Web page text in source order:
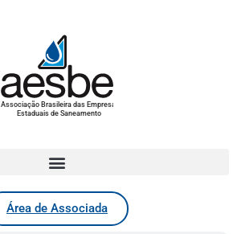
Associação Brasileira das Empresas
Estaduais de Saneamento
Área de Associada